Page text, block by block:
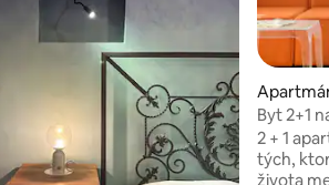
4,89 z 5, počet hodnotení: 88
Byt 2+1
mesta
2 + 1
tých,
života